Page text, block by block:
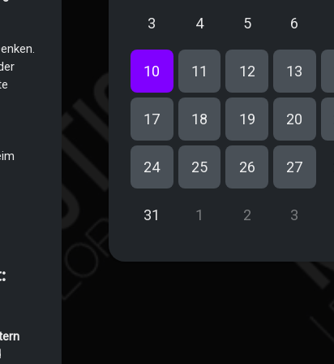
3 4 5 6
10 11 12 13
17 18 19 20
24 25 26 27
31 1 2 3